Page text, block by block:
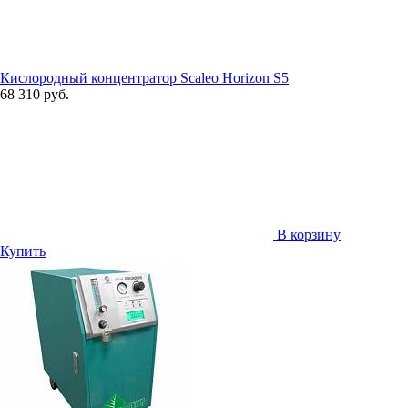
Кислородный концентратор Scaleo Horizon S5
68 310 руб.
В корзину
Купить